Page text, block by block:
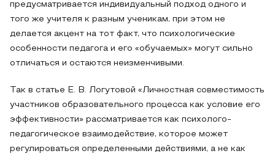
предусматривается индивидуальный подход одного и
того же учителя к разным ученикам, при этом не
делается акцент на тот факт, что психологические
особенности педагога и его «обучаемых» могут сильно
отличаться и остаются неизменчивыми.
Так в статье Е. В. Логутовой «Личностная совместимость
участников образовательного процесса как условие его
эффективности» рассматривается как психолого-
педагогическое взаимодействие, которое может
регулироваться определенными действиями, а не как